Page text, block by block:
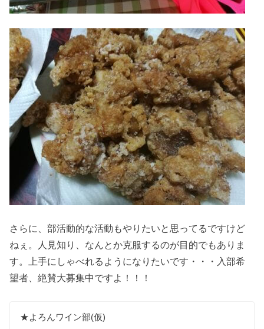
さらに、部活動的な活動もやりたいと思ってるですけど
ねぇ。人見知り、なんとか克服するのが目的でもありま
す。上手にしゃべれるようになりたいです・・・入部希
望者、絶賛大募集中ですよ！！！
★よろんワイン部(仮)